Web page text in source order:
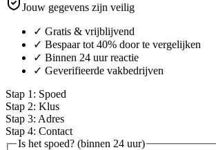
Jouw gegevens zijn veilig
✓ Gratis & vrijblijvend
✓ Bespaar tot 40% door te vergelijken
✓ Binnen 24 uur reactie
✓ Geverifieerde vakbedrijven
Stap 1 : Spoed
Stap 2: Klus
Stap 3: Adres
Stap 4: Contact
Is het spoed? (binnen 24 uur)